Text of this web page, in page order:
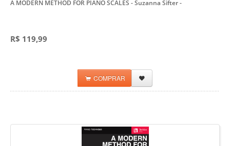
A MODERN METHOD FOR PIANO SCALES - Suzanna Sifter-
R$ 119,99
COMPRAR